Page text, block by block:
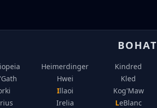
Heimerdinger
Hwei
Illaoi
Irelia
Kindred
Kled
Kog'Maw
LeBlanc